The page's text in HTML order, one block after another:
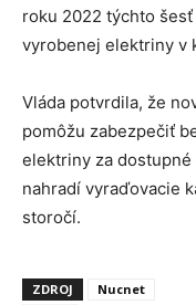
roku 2022 týchto
vyrobenej elektriny v
Vláda potvrdila, že
pomôžu zabezpečiť
elektriny za
nahradí vyraďovacie
storočí.
ZDROJ
Nucnet